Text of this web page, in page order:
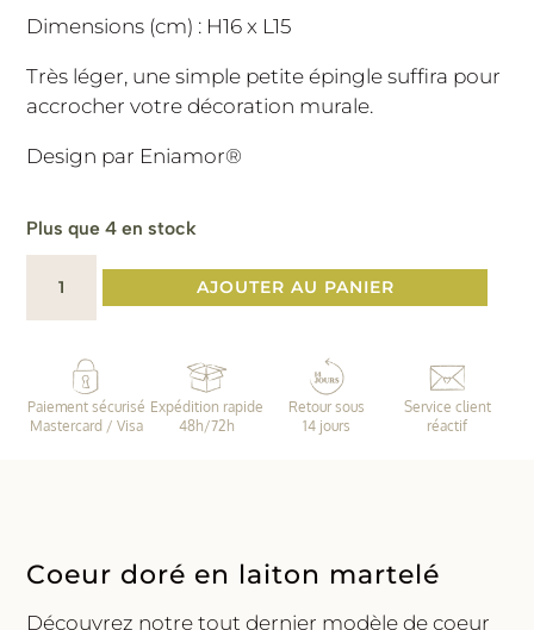
Dimensions (cm) : H16 x L15
Très léger, une simple petite épingle suffira pour
accrocher votre décoration murale.
Design par Eniamor®️
Plus que 4 en stock
quantité
Cœur
forme
épurée
AJOUTER AU PANIER
Paiement sécurisé
Mastercard / Visa
Expédition rapide
48h/72h
Retour sous
14 jours
Service client
réactif
Coeur doré en laiton martelé
Découvrez notre tout dernier modèle de coeur